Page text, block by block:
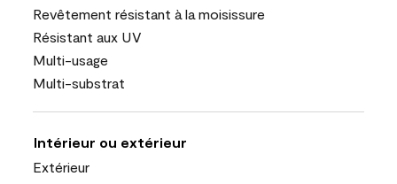
Revêtement résistant à la moisissure
Résistant aux UV
Multi-usage
Multi-substrat
Intérieur ou extérieur
Extérieur